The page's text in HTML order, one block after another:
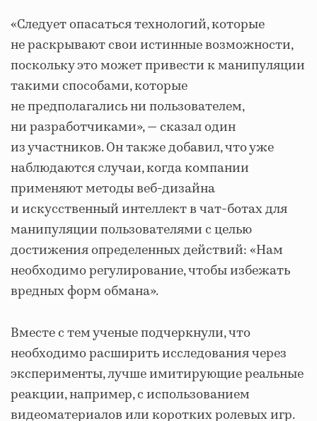
«Следует опасаться технологий, которые
не раскрывают свои истинные возможности,
поскольку это может привести к манипуляции
такими способами, которые
не предполагались ни пользователем,
ни разработчиками», — сказал один
из участников. Он также добавил, что уже
наблюдаются случаи, когда компании
применяют методы веб-дизайна
и искусственный интеллект в чат-ботах для
манипуляции пользователями с целью
достижения определенных действий: «Нам
необходимо регулирование, чтобы избежать
вредных форм обмана».
Вместе с тем ученые подчеркнули, что
необходимо расширить исследования через
эксперименты, лучше имитирующие реальные
реакции, например, с использованием
видеоматериалов или коротких ролевых игр.